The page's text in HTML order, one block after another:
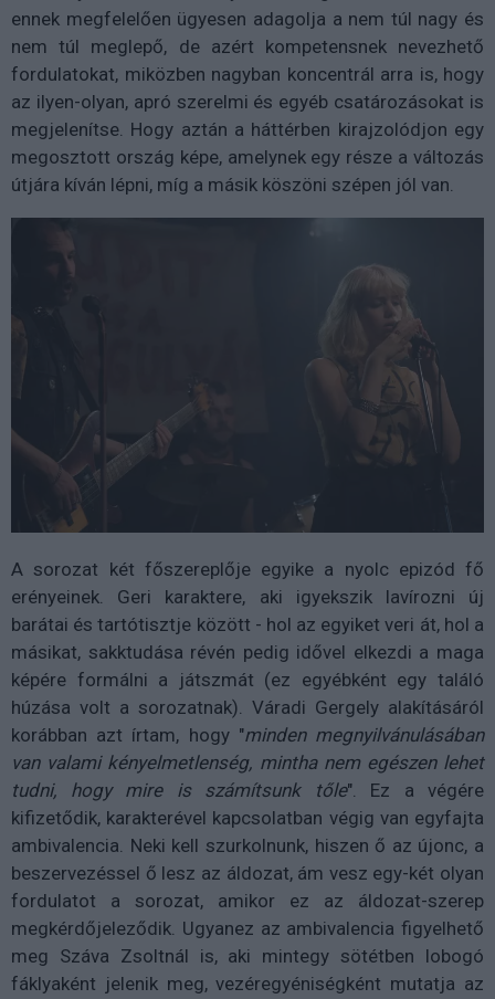
ennek megfelelően ügyesen adagolja a nem túl nagy és
nem túl meglepő, de azért kompetensnek nevezhető
fordulatokat, miközben nagyban koncentrál arra is, hogy
az ilyen-olyan, apró szerelmi és egyéb csatározásokat is
megjelenítse. Hogy aztán a háttérben kirajzolódjon egy
megosztott ország képe, amelynek egy része a változás
útjára kíván lépni, míg a másik köszöni szépen jól van.
A sorozat két főszereplője egyike a nyolc epizód fő
erényeinek. Geri karaktere, aki igyekszik lavírozni új
barátai és tartótisztje között - hol az egyiket veri át, hol a
másikat, sakktudása révén pedig idővel elkezdi a maga
képére formálni a játszmát (ez egyébként egy találó
húzása volt a sorozatnak). Váradi Gergely alakításáról
korábban azt írtam, hogy"minden megnyilvánulásában
van valami kényelmetlenség, mintha nem egészen lehet
tudni, hogy mire is számítsunk tőle". Ez a végére
kifizetődik, karakterével kapcsolatban végig van egyfajta
ambivalencia. Neki kell szurkolnunk, hiszen ő az újonc, a
beszervezéssel ő lesz az áldozat, ám vesz egy-két olyan
fordulatot a sorozat, amikor ez az áldozat-szerep
megkérdőjeleződik. Ugyanez az ambivalencia figyelhető
meg Száva Zsoltnál is, aki mintegy sötétben lobogó
fáklyaként jelenik meg, vezéregyéniségként mutatja az